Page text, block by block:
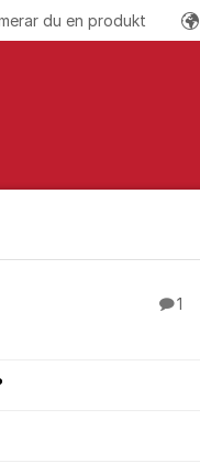
du en produkt
1